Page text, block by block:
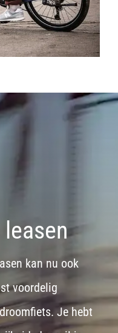
kan nu ook
voordelig
Je hebt